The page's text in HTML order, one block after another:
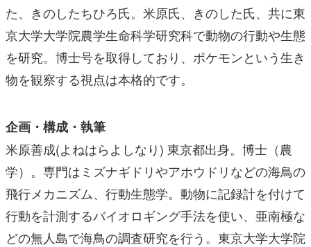
た、きのしたちひろ氏。米原氏、きのした氏、共に東
京大学大学院農学生命科学研究科で動物の行動や生態
を研究。博士号を取得しており、ポケモンという生き
物を観察する視点は本格的です。
企画・構成・執筆
米原善成(よねはらよしなり) 東京都出身。博士（農
学）。専門はミズナギドリやアホウドリなどの海鳥の
飛行メカニズム、行動生態学。動物に記録計を付けて
行動を計測するバイオロギング手法を使い、亜南極な
どの無人島で海鳥の調査研究を行う。東京大学大学院